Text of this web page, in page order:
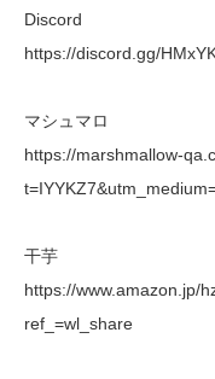
Discord
https://discord.gg/
マシュマロ
https://marshmallow-
干芋
https://www.amazon.jp/
ref_=wl_share